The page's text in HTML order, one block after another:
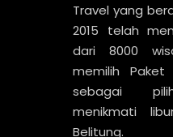
Travel yang
2015 telah
dari 8000
memilih Paket
sebagai
menikmati
Belitung.